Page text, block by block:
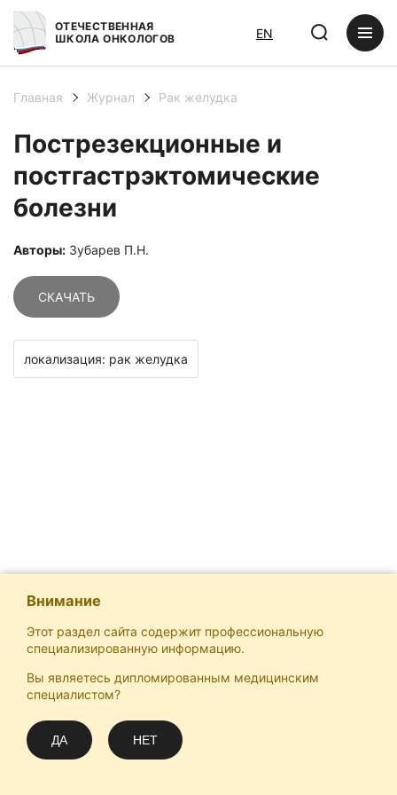
ОТЕЧЕСТВЕННАЯ
ШКОЛА ОНКОЛОГОВ
EN
Главная Журнал Рак желудка
Пострезекционные и
постгастрэктомические
болезни
Авторы: Зубарев П.Н.
СКАЧАТЬ
локализация: рак желудка
Внимание
Этот раздел сайта содержит профессиональную
специализированную информацию.
Вы являетесь дипломированным медицинским
специалистом?
ДА НЕТ
Отечественная Школа Онкологов
Email
info@practical-oncology.ru